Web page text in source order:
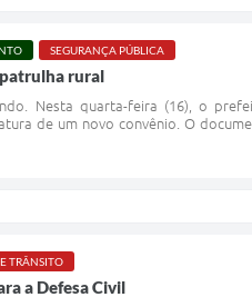
SEGURANÇA PÚBLICA
rural
Nesta quarta-feira (16), o
de um novo convênio. O
TRÂNSITO
a Defesa Civil